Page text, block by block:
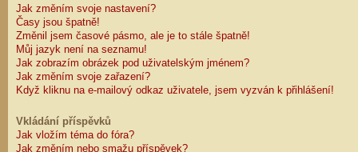
Jak změním svoje nastavení?
Časy jsou špatně!
Změnil jsem časové pásmo, ale je to stále špatně!
Můj jazyk není na seznamu!
Jak zobrazím obrázek pod uživatelským jménem?
Jak změním svoje zařazení?
Když kliknu na e-mailový odkaz uživatele, jsem vyzván k přihlášení!
Vkládání příspěvků
Jak vložím téma do fóra?
Jak změním nebo smažu příspěvek?